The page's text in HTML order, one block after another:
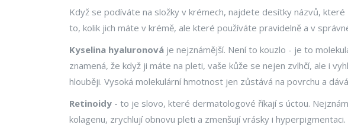
Když se podíváte na složky v krémech, najdete desítky názvů,
to, kolik jich máte v krémě, ale které používáte pravidelně a v
Kyselina hyaluronová je nejznámější. Není to kouzlo - je to
znamená, že když ji máte na pleti, vaše kůže se nejen zvlhčí, ale i
hlouběji. Vysoká molekulární hmotnost jen zůstává na povrchu a
Retinoidy - to je slovo, které dermatologové říkají s úctou.
kolagenu, zrychlují obnovu pleti a zmenšují vrásky i